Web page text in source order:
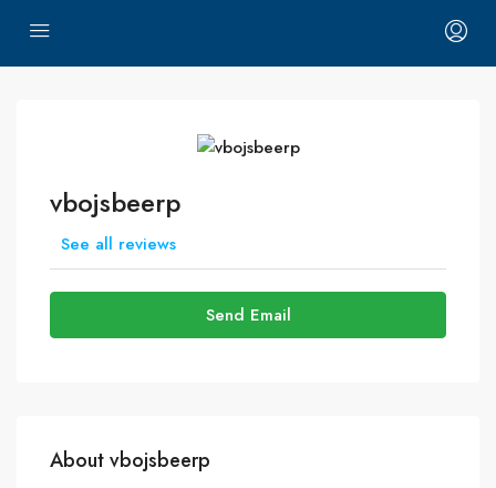
vbojsbeerp
See all reviews
Send Email
About vbojsbeerp